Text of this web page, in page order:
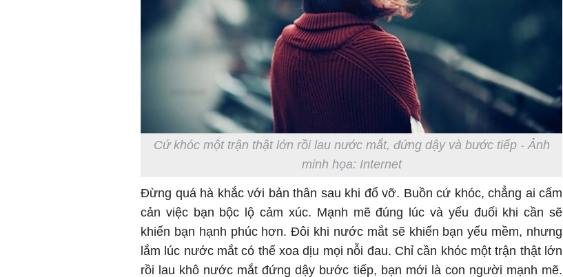
Cứ khóc một trận thật lớn rồi lau nước mắt, đứng dậy và bước tiếp - Ảnh
minh họa: Internet
Đừng quá hà khắc với bản thân sau khi đổ vỡ. Buồn cứ khóc, chẳng ai cấm
cản việc bạn bộc lộ cảm xúc. Mạnh mẽ đúng lúc và yếu đuối khi cần sẽ
khiến bạn hạnh phúc hơn. Đôi khi nước mắt sẽ khiến bạn yếu mềm, nhưng
lắm lúc nước mắt có thể xoa dịu mọi nỗi đau. Chỉ cần khóc một trận thật lớn
rồi lau khô nước mắt đứng dậy bước tiếp, bạn mới là con người mạnh mẽ.